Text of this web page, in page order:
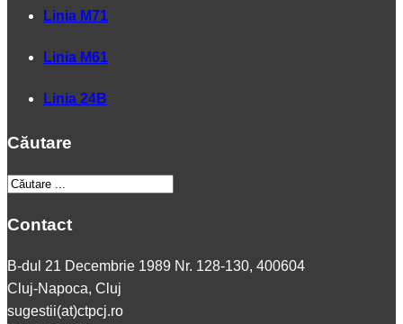
Linia M71
Linia M61
Linia 24B
Căutare
Contact
B-dul 21 Decembrie 1989 Nr. 128-130, 400604
Cluj-Napoca, Cluj
sugestii(at)ctpcj.ro